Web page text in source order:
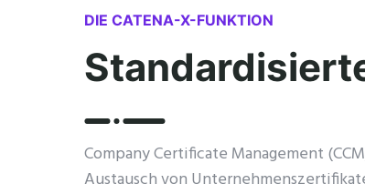
DIE CATENA-X-FUNKTION
Company Certificate Management
Austausch von